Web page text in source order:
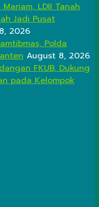
LDII Tanah
Jadi Pusat
2026
Polda
August 8, 2026
FKUB, Dukung
pada Kelompok